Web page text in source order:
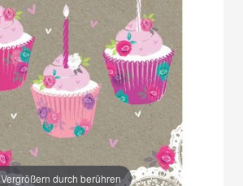
Vergrößern durch berühren